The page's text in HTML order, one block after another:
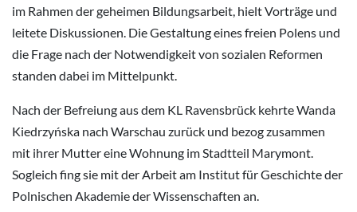
im Rahmen der geheimen Bildungsarbeit, hielt Vorträge und
leitete Diskussionen. Die Gestaltung eines freien Polens und
die Frage nach der Notwendigkeit von sozialen Reformen
standen dabei im Mittelpunkt.
Nach der Befreiung aus dem KL Ravensbrück kehrte Wanda
Kiedrzyńska nach Warschau zurück und bezog zusammen
mit ihrer Mutter eine Wohnung im Stadtteil Marymont.
Sogleich fing sie mit der Arbeit am Institut für Geschichte der
Polnischen Akademie der Wissenschaften an.